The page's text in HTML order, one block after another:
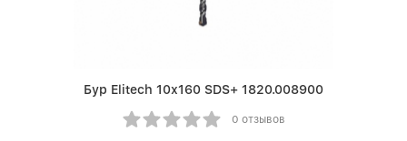
Бур Elitech 10х160 SDS+ 1820.008900
0 отзывов